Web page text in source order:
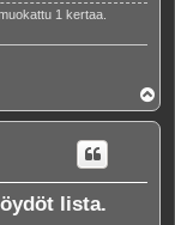
1 kertaa.
l
ö
lista.